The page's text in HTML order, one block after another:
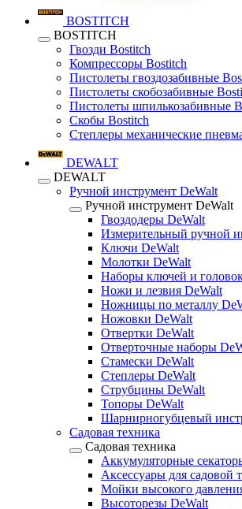
BOSTITCH
BOSTITCH
Гвозди Bostitch
Компрессоры Bostitch
Пистолеты гвоздозабивные
Пистолеты скобозабивные
Пистолеты шпилькозабивные
Скобы Bostitch
Степлеры механические
DEWALT
DEWALT
Ручной инструмент DeWalt
Ручной инструмент DeWalt
Гвоздодеры DeWalt
Измерительный ручной
Ключи DeWalt
Молотки DeWalt
Наборы ключей и
Ножи и лезвия DeWalt
Ножницы по металлу
Ножовки DeWalt
Отвертки DeWalt
Отверточные наборы
Стамески DeWalt
Степлеры DeWalt
Струбцины DeWalt
Топоры DeWalt
Шарнирногубцевый
Садовая техника
Садовая техника
Аккумуляторные
Аксессуары для садовой
Мойки высокого
Высоторезы DeWalt